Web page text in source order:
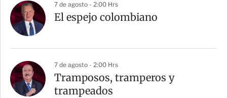
7 de agosto - 2:00 Hrs
El espejo colombiano
7 de agosto - 2:00 Hrs
Tramposos, tramperos y
trampeados